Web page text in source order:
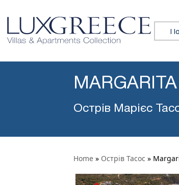
Пошук:
Острів Марієс
Home » Острів Тасос »